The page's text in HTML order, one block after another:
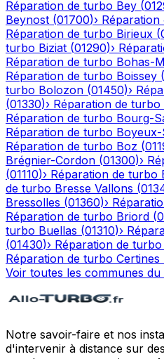
Réparation de turbo Bey (
Beynost (01700)›
Réparation de turbo Birieux (
turbo Biziat (01290)›
Réparation de turbo Bohas-
Réparation de turbo Boissey (
turbo Bolozon (01450)›
(01330)› Réparation de turbo
Réparation de turbo Bourg-
Réparation de turbo
Réparation de turbo Boz (
Brégnier-Cordon (01300)›
(01110)› Réparation de turbo
de turbo Bresse Vallons (
Bressolles (01360)›
Réparation de turbo Briord (
turbo Buellas (01310)›
(01430)› Réparation de turbo
Réparation de turbo Certines
Voir toutes les communes du
Notre savoir-faire et nos
d'intervenir à distance sur